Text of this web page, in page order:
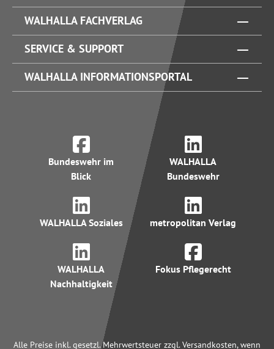
WALHALLA FACHVERLAG
SERVICE & SUPPORT
WALHALLA INFORMATIONSPORTAL
Bundeswehr im
Blick
WALHALLA
Bundeswehr
WALHALLA Soziales metropolitan Verlag
WALHALLA
Nachhaltigkeit
Fokus Pflegerecht
Alle Preise inkl. gesetzl. Mehrwertsteuer zzgl. Versandkosten, wenn